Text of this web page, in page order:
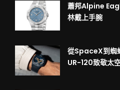
蕭邦Alpine
林戴上手腕
從SpaceX到蜘
UR-120致敬太